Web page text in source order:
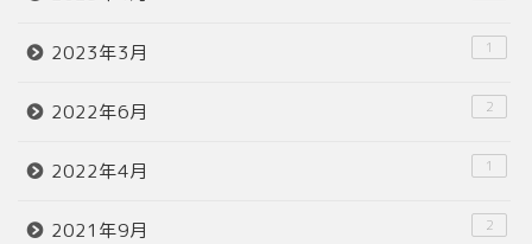
2023年3月 1
2022年6月 2
2022年4月 1
2021年9月 2